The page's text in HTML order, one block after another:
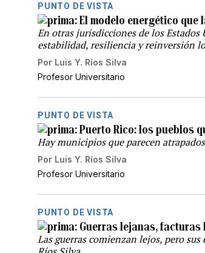
PUNTO DE VISTA
El modelo energético
En otras jurisdicciones de los
estabilidad, resiliencia y reinversión
Por Luis Y. Ríos Silva
Profesor Universitario
PUNTO DE VISTA
Puerto Rico: los pueblos
Hay municipios que parecen
Por Luis Y. Ríos Silva
Profesor Universitario
PUNTO DE VISTA
Guerras lejanas, facturas
Las guerras comienzan lejos, pero